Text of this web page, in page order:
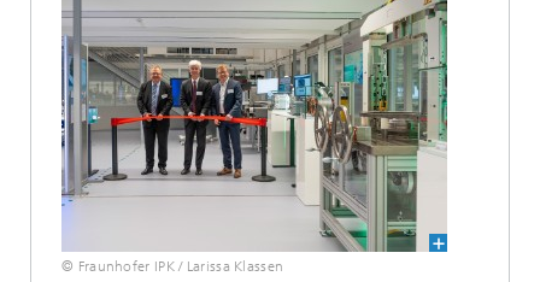
© Fraunhofer IPK / Larissa Klassen